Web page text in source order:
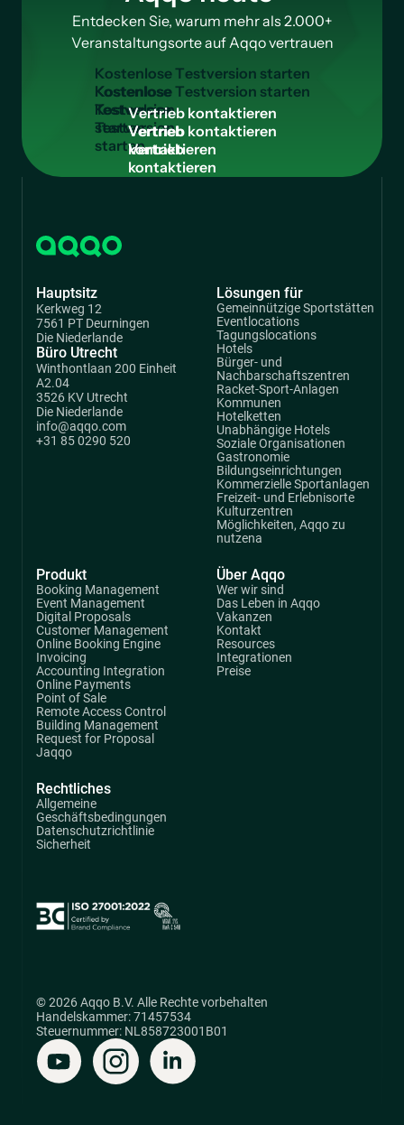
Entdecken Sie, warum mehr als 2.000+
Veranstaltungsorte auf Aqqo vertrauen
KostenloseTestversion starten
Kostenlose
Testversion
starten
Vertrieb kontaktieren
Vertrieb
kontaktieren
Hauptsitz
Kerkweg 12
7561 PT Deurningen
Die Niederlande
Büro Utrecht
Winthontlaan 200 Einheit
A2.04
3526 KV Utrecht
Die Niederlande
info@aqqo.com
+31 85 0290 520
Produkt
Booking Management
Event Management
Digital Proposals
Customer Management
Online Booking Engine
Invoicing
Accounting Integration
Online Payments
Point of Sale
Remote Access Control
Building Management
Request for Proposal
Jaqqo
Lösungen für
Gemeinnützige Sportstätten
Eventlocations
Tagungslocations
Hotels
Bürger- und
Nachbarschaftszentren
Racket-Sport-Anlagen
Kommunen
Hotelketten
Unabhängige Hotels
Soziale Organisationen
Gastronomie
Bildungseinrichtungen
Kommerzielle Sportanlagen
Freizeit- und Erlebnisorte
Kulturzentren
Möglichkeiten, Aqqo zu
nutzena
Über Aqqo
Wer wir sind
Das Leben in Aqqo
Vakanzen
Kontakt
Resources
Integrationen
Preise
Rechtliches
Allgemeine
Geschäftsbedingungen
Datenschutzrichtlinie
Sicherheit
© 2026 Aqqo B.V. Alle Rechte vorbehalten
Handelskammer: 71457534
Steuernummer: NL858723001B01